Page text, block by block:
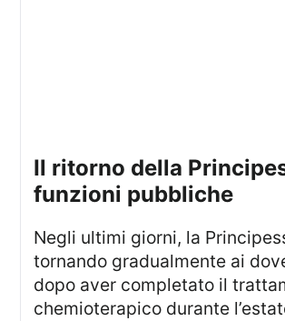
Il ritorno della Principessa alle
funzioni pubbliche
Negli ultimi giorni, la Principessa sta
tornando gradualmente ai
dopo aver completato il
chemioterapico durante